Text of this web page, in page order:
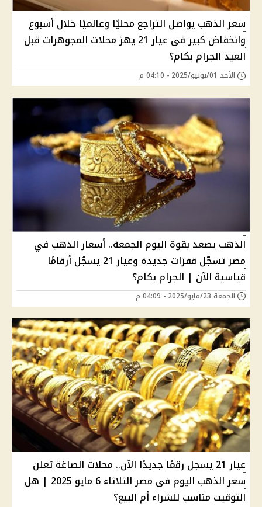
سعر الذهب يواصل التراجع محليًا وعالميًا خلال أسبوع
وانخفاض كبير في عيار 21 يهز محلات المجوهرات قبل
العيد الجرام بكام؟
الأحد 01/يونيو/2025 - 04:10 م
الذهب يصعد بقوة اليوم الجمعة.. أسعار الذهب في
مصر تسجّل قفزات جديدة وعيار 21 يسجّل أرقامًا
قياسية الآن | الجرام بكام؟
الجمعة 23/مايو/2025 - 04:09 م
عيار 21 يسجل رقمًا جديدًا الآن.. محلات الصاغة تعلن
سعر الذهب اليوم في مصر الثلاثاء 6 مايو 2025 | هل
التوقيت مناسب للشراء أم البيع؟